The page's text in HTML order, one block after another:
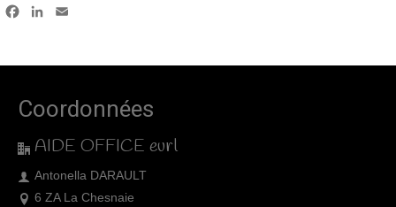
Facebook
LinkedIn
Coordonnées
AIDE OFFICE eurl
Antonella DARAULT
6 ZA La Chesnaie